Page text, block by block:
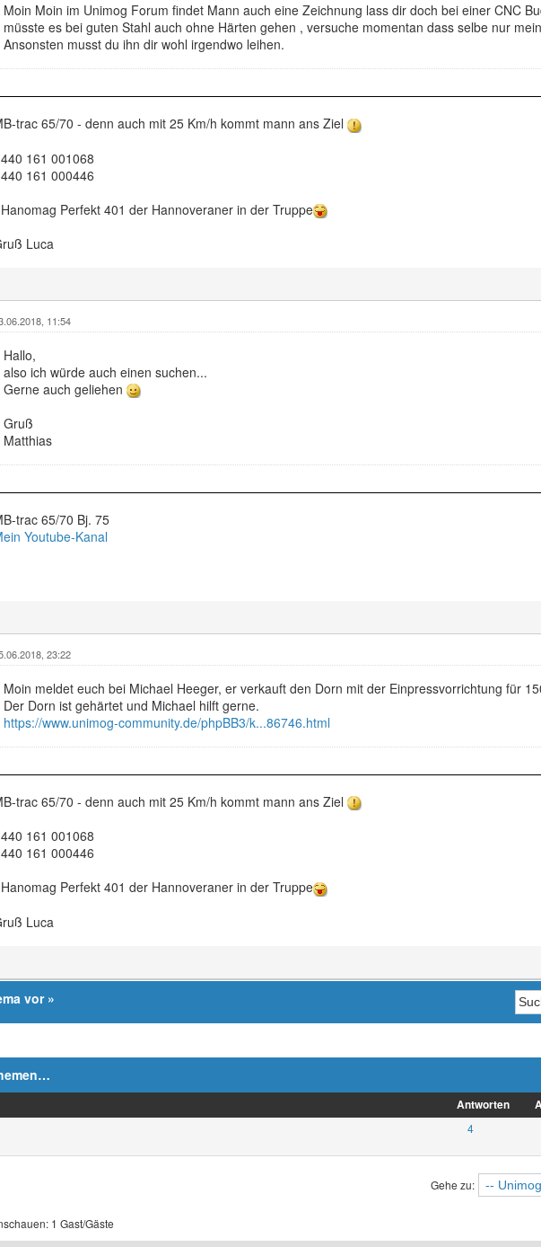
Moin Moin im Unimog Forum findet Mann auch eine Zeichnung lass dir doch bei einer CNC
müsste es bei guten Stahl auch ohne Härten gehen , versuche momentan dass selbe nur
Ansonsten musst du ihn dir wohl irgendwo leihen.
trac 65/70 - denn auch mit 25 Km/h kommt mann ans Ziel
161 001068
161 000446
Perfekt 401 der Hannoveraner in der Truppe
Luca
11:54
Hallo,
also ich würde auch einen suchen...
Gerne auch geliehen
Gruß
Matthias
trac 65/70 Bj. 75
Youtube-Kanal
23:22
Moin meldet euch bei Michael Heeger, er verkauft den Dorn mit der Einpressvorrichtung für
Der Dorn ist gehärtet und Michael hilft gerne.
https://www.unimog-community.de/phpBB3/k...86746.html
trac 65/70 - denn auch mit 25 Km/h kommt mann ans Ziel
161 001068
161 000446
Perfekt 401 der Hannoveraner in der Truppe
Luca
vor»
Antworten
4
Gehe zu:
1 Gast/Gäste